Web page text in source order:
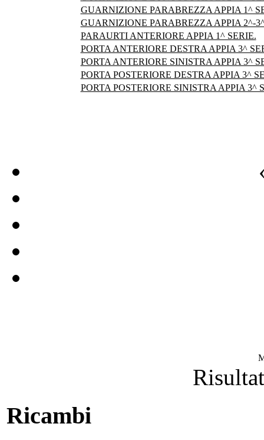
GUARNIZIONE PARABREZZA APPIA 1^
GUARNIZIONE PARABREZZA APPIA 2^-
PARAURTI ANTERIORE APPIA 1^ SERIE.
PORTA ANTERIORE DESTRA APPIA 3^
PORTA ANTERIORE SINISTRA APPIA 3^
PORTA POSTERIORE DESTRA APPIA 3^
PORTA POSTERIORE SINISTRA APPIA 3^
Ricambi